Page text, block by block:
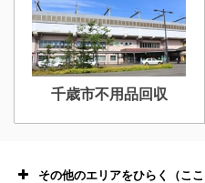
千歳市不用品回収
その他のエリアをひらく（こ